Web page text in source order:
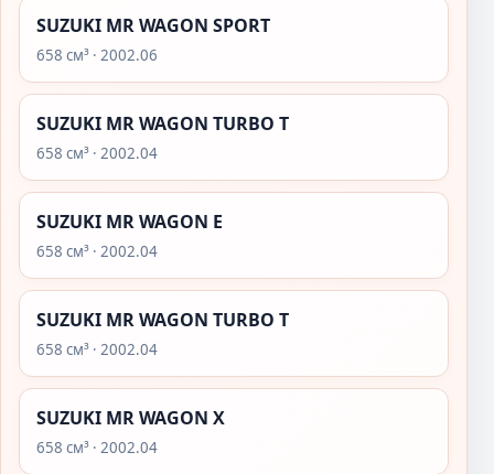
SUZUKI MR WAGON SPORT
658 см³ · 2002.06
SUZUKI MR WAGON TURBO T
658 см³ · 2002.04
SUZUKI MR WAGON E
658 см³ · 2002.04
SUZUKI MR WAGON TURBO T
658 см³ · 2002.04
SUZUKI MR WAGON X
658 см³ · 2002.04